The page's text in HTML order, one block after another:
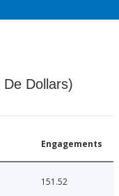
Dollars)
Engagements
151.52